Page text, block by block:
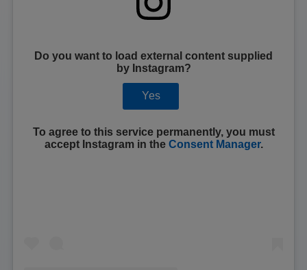
Do you want to load external content supplied
by Instagram?
Yes
To agree to this service permanently, you must
accept Instagramin the Consent Manager.